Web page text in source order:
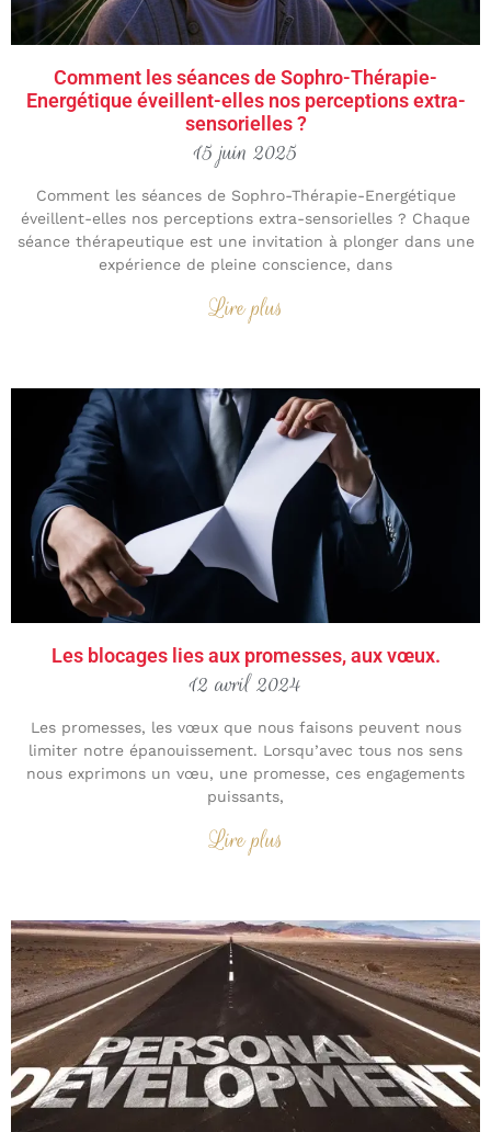
Comment les séances de Sophro-Thérapie-
Energétique éveillent-elles nos perceptions extra-
sensorielles ?
15 juin 2025
Comment les séances de Sophro-Thérapie-Energétique
éveillent-elles nos perceptions extra-sensorielles ? Chaque
séance thérapeutique est une invitation à plonger dans une
expérience de pleine conscience, dans
Lire plus
Les blocages lies aux promesses, aux vœux.
12 avril 2024
Les promesses, les vœux que nous faisons peuvent nous
limiter notre épanouissement. Lorsqu’avec tous nos sens
nous exprimons un vœu, une promesse, ces engagements
puissants,
Lire plus